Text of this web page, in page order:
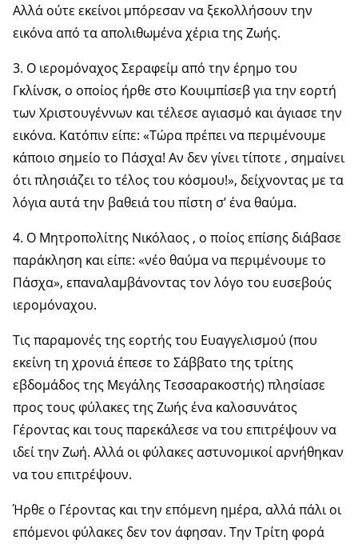
Αλλά ούτε εκείνοι μπόρεσαν να ξεκολλήσουν την
εικόνα από τα απολιθωμένα χέρια της Ζωής.
3. Ο ιερομόναχος Σεραφείμ από την έρημο του
Γκλίνσκ, ο οποίος ήρθε στο Κουιμπίσεβ για την εορτή
των Χριστουγέννων και τέλεσε αγιασμό και άγιασε την
εικόνα. Κατόπιν είπε: «Τώρα πρέπει να περιμένουμε
κάποιο σημείο το Πάσχα! Αν δεν γίνει τίποτε , σημαίνει
ότι πλησιάζει το τέλος του κόσμου!», δείχνοντας με τα
λόγια αυτά την βαθειά του πίστη σ’ ένα θαύμα.
4. Ο Μητροπολίτης Νικόλαος , ο ποίος επίσης διάβασε
παράκληση και είπε: «νέο θαύμα να περιμένουμε το
Πάσχα», επαναλαμβάνοντας τον λόγο του ευσεβούς
ιερομόναχου.
Τις παραμονές της εορτής του Ευαγγελισμού (που
εκείνη τη χρονιά έπεσε το Σάββατο της τρίτης
εβδομάδος της Μεγάλης Τεσσαρακοστής) πλησίασε
προς τους φύλακες της Ζωής ένα καλοσυνάτος
Γέροντας και τους παρεκάλεσε να του επιτρέψουν να
ιδεί την Ζωή. Αλλά οι φύλακες αστυνομικοί αρνήθηκαν
να του επιτρέψουν.
Ήρθε ο Γέροντας και την επόμενη ημέρα, αλλά πάλι οι
επόμενοι φύλακες δεν τον άφησαν. Την Τρίτη φορά